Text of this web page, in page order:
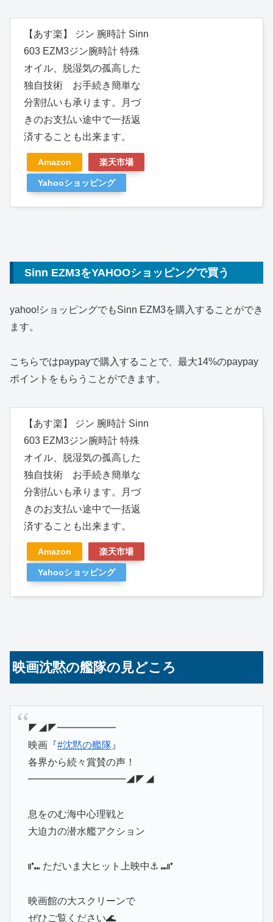
【あす楽】 ジン 腕時計 Sinn
603 EZM3ジン腕時計 特殊
オイル、脱湿気の孤高した
独自技術 お手続き簡単な
分割払いも承ります。月づ
きのお支払い途中で一括返
済することも出来ます。
Amazon 楽天市場
Yahooショッピング
Sinn EZM3をYAHOOショッピングで買う
yahoo!ショッピングでもSinn EZM3を購入することができ
ます。
こちらではpaypayで購入することで、最大14%のpaypay
ポイントをもらうことができます。
【あす楽】 ジン 腕時計 Sinn
603 EZM3ジン腕時計 特殊
オイル、脱湿気の孤高した
独自技術 お手続き簡単な
分割払いも承ります。月づ
きのお支払い途中で一括返
済することも出来ます。
Amazon 楽天市場
Yahooショッピング
映画沈黙の艦隊の見どころ
◤◢◤━━━━━━
映画『#沈黙の艦隊』
各界から続々賞賛の声！
━━━━━━━━━━◢◤◢
息をのむ海中心理戦と
大迫力の潜水艦アクション
⑈⑉ ただいま大ヒット上映中⚓️ ⑉⑈
映画館の大スクリーンで
ぜひご覧ください🌊